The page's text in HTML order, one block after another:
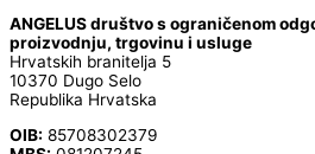
ANGELUS društvo s ograničenom
proizvodnju, trgovinu i usluge
Hrvatskih branitelja 5
10370 Dugo Selo
Republika Hrvatska
OIB: 85708302379